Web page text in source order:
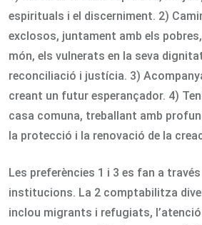
espirituals i el discerniment. 2)
exclosos, juntament amb els
món, els vulnerats en la seva
reconciliació i justícia. 3)
creant un futur esperançador. 4)
casa comuna, treballant amb
la protecció i la renovació de la
Les preferències 1 i 3 es fan a
institucions. La 2 comptabilitza
inclou migrants i refugiats,